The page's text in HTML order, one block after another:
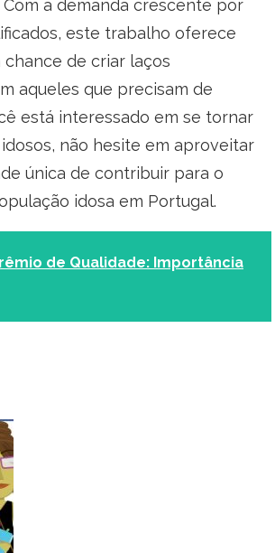
Com a demanda crescente por
este trabalho oferece
de criar laços
aqueles que precisam de
está interessado em se tornar
não hesite em aproveitar
única de contribuir para o
idosa em Portugal.
de Qualidade: Importância